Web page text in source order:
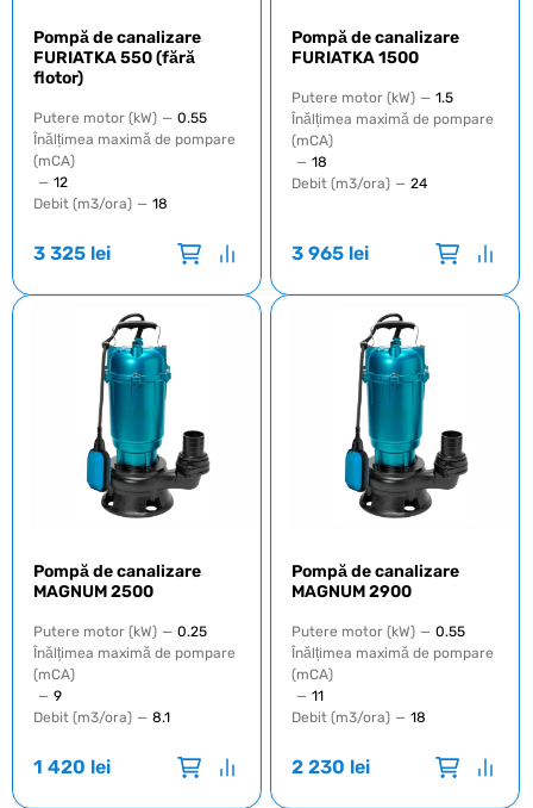
Pompă de canalizare
FURIATKA 550 (fără
flotor)
Putere motor (kW) — 0.55
Înălțimea maximă de pompare
(mCA)
— 12
Debit (m3/ora) — 18
3 325 lei
Pompă de canalizare
FURIATKA 1500
Putere motor (kW) — 1.5
Înălțimea maximă de pompare
(mCA)
— 18
Debit (m3/ora) — 24
3 965 lei
Pompă de canalizare
MAGNUM 2500
Putere motor (kW) — 0.25
Înălțimea maximă de pompare
(mCA)
— 9
Debit (m3/ora) — 8.1
1 420 lei
Pompă de canalizare
MAGNUM 2900
Putere motor (kW) — 0.55
Înălțimea maximă de pompare
(mCA)
— 11
Debit (m3/ora) — 18
2 230 lei